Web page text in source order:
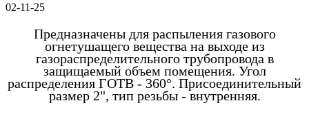
02-11-25
Предназначены для распыления газового
огнетушащего вещества на выходе из
газораспределительного трубопровода в
защищаемый объем помещения. Угол
распределения ГОТВ - 360°. Присоединительный
размер 2", тип резьбы - внутренняя.